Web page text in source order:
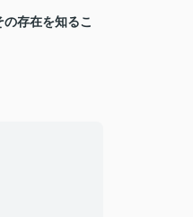
存在を知るこ